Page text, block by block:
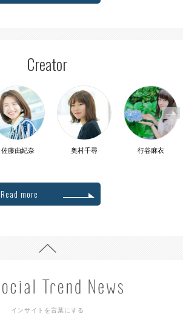
Creator
佐藤由紀奈 奥村千尋 行谷麻衣
Read more
インサイトを言葉にする